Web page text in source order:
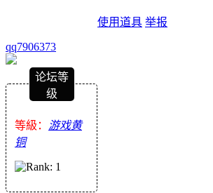
使用道具 举报
qq7906373
论坛等
级
等級： 游戏黄
铜